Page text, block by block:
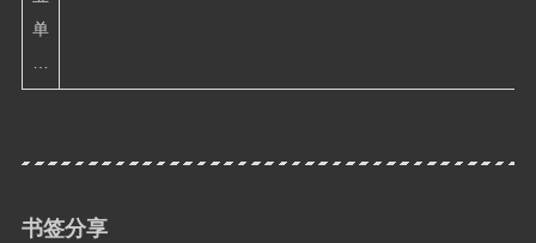
单
书签分享